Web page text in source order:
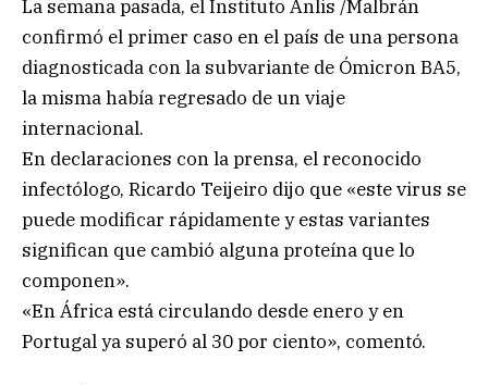
La semana pasada, el Instituto Anlis /Malbrán
confirmó el primer caso en el país de una persona
diagnosticada con la subvariante de Ómicron BA5,
la misma había regresado de un viaje
internacional.
En declaraciones con la prensa, el reconocido
infectólogo, Ricardo Teijeiro dijo que «este virus se
puede modificar rápidamente y estas variantes
significan que cambió alguna proteína que lo
componen».
«En África está circulando desde enero y en
Portugal ya superó al 30 por ciento», comentó.